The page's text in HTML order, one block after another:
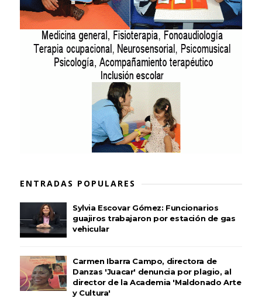
ENTRADAS POPULARES
Sylvia Escovar Gómez: Funcionarios
guajiros trabajaron por estación de gas
vehicular
Carmen Ibarra Campo, directora de
Danzas 'Juacar' denuncia por plagio, al
director de la Academia 'Maldonado Arte
y Cultura'